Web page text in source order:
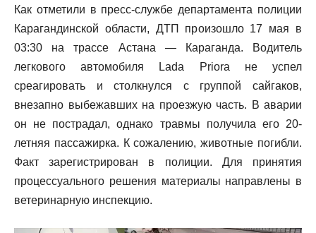
Как отметили в пресс-службе департамента полиции
Карагандинской области, ДТП произошло 17 мая в
03:30 на трассе Астана — Караганда. Водитель
легкового автомобиля Lada Priora не успел
среагировать и столкнулся с группой сайгаков,
внезапно выбежавших на проезжую часть. В аварии
он не пострадал, однако травмы получила его 20-
летняя пассажирка. К сожалению, животные погибли.
Факт зарегистрирован в полиции. Для принятия
процессуального решения материалы направлены в
ветеринарную инспекцию.